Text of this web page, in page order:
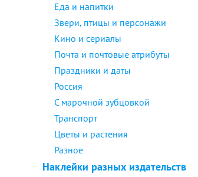
Еда и напитки
Звери, птицы и персонажи
Кино и сериалы
Почта и почтовые атрибуты
Праздники и даты
Россия
С марочной зубцовкой
Транспорт
Цветы и растения
Разное
Наклейки разных издательств